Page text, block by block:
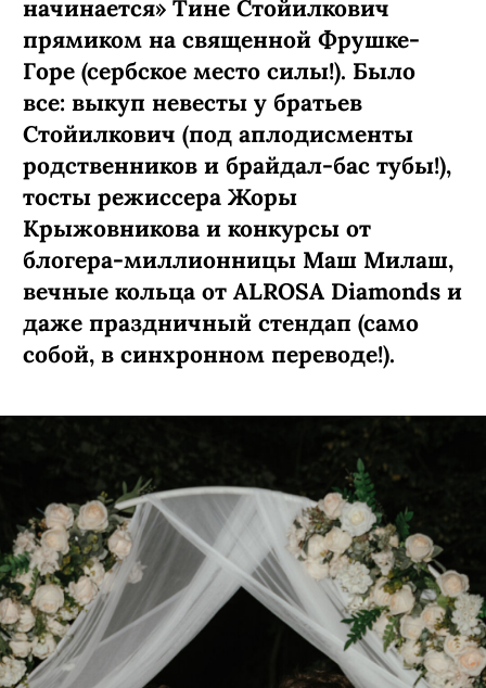
начинается» Тине Стойилкович
прямиком на священной Фрушке-
Горе (сербское место силы!). Было
все: выкуп невесты у братьев
Стойилкович (под аплодисменты
родственников и брайдал-бас тубы!),
тосты режиссера Жоры
Крыжовникова и конкурсы от
блогера-миллионницы Маш Милаш,
вечные кольца от ALROSA Diamonds и
даже праздничный стендап (само
собой, в синхронном переводе!).